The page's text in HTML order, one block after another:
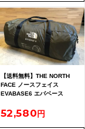
【送料無料】THE NORTH
FACE ノースフェイス
EVABASE6 エバベース
52,580